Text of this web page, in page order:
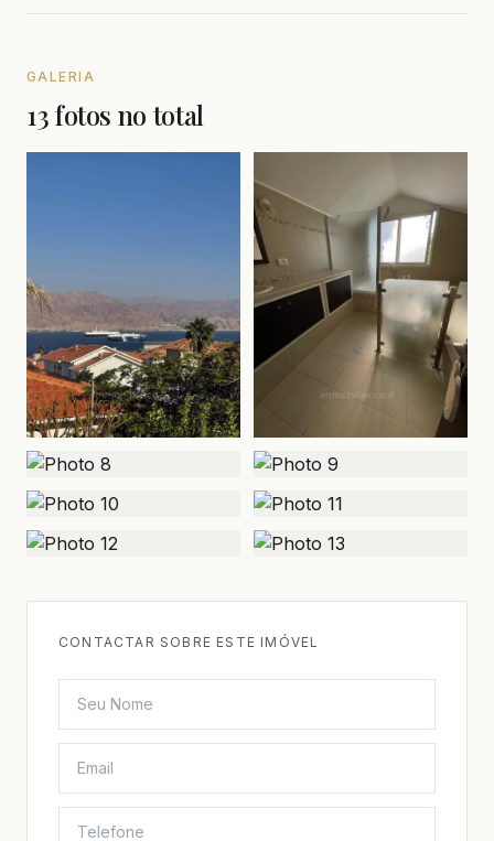
GALERIA
13 fotos no total
CONTACTAR SOBRE ESTE IMÓVEL